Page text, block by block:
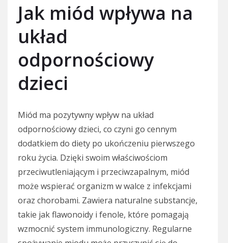
Jak miód wpływa na
układ
odpornościowy
dzieci
Miód ma pozytywny wpływ na układ
odpornościowy dzieci, co czyni go cennym
dodatkiem do diety po ukończeniu pierwszego
roku życia. Dzięki swoim właściwościom
przeciwutleniającym i przeciwzapalnym, miód
może wspierać organizm w walce z infekcjami
oraz chorobami. Zawiera naturalne substancje,
takie jak flawonoidy i fenole, które pomagają
wzmocnić system immunologiczny. Regularne